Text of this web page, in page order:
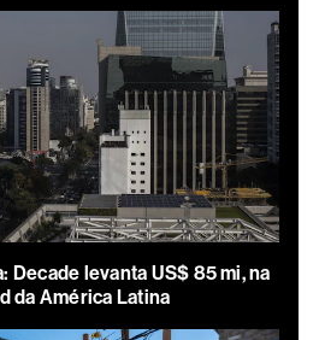
Decade levanta US$ 85 mi, na
da América Latina